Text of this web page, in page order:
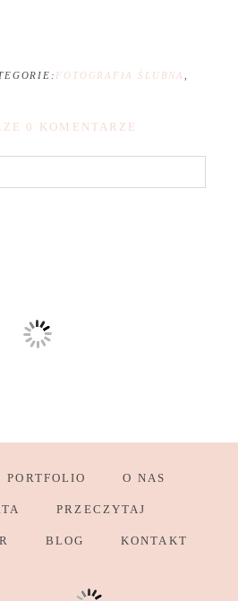
FOTOGRAFIA ŚLUBNA
0 KOMENTARZE
PORTFOLIO O NAS
PRZECZYTAJ
BLOG KONTAKT